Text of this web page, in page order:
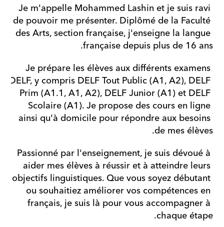
Je m'appelle Mohammed Lashin et je suis ravi
de pouvoir me présenter. Diplômé de la Faculté
des Arts, section française, j'enseigne la langue
française depuis plus de 16 ans.
Je prépare les élèves aux différents examens
DELF, y compris DELF Tout Public (A1, A2), DELF
Prim (A1.1, A1, A2), DELF Junior (A1) et DELF
Scolaire (A1). Je propose des cours en ligne
ainsi qu'à domicile pour répondre aux besoins
de mes élèves.
Passionné par l'enseignement, je suis dévoué à
aider mes élèves à réussir et à atteindre leurs
objectifs linguistiques. Que vous soyez débutant
ou souhaitiez améliorer vos compétences en
français, je suis là pour vous accompagner à
chaque étape.